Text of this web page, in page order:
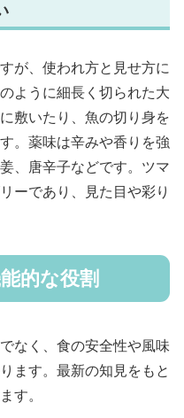
が、使われ方と見せ方に
ように細長く切られた大
敷いたり、魚の切り身を
。薬味は辛みや香りを強
、唐辛子などです。ツマ
ーであり、見た目や彩り
的な役割
なく、食の安全性や風味
ます。最新の知見をもと
す。